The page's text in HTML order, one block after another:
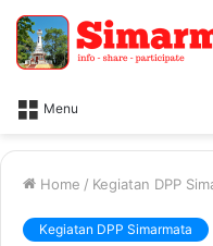
Menu
Home / Kegiatan DPP
Kegiatan DPP Simarmata